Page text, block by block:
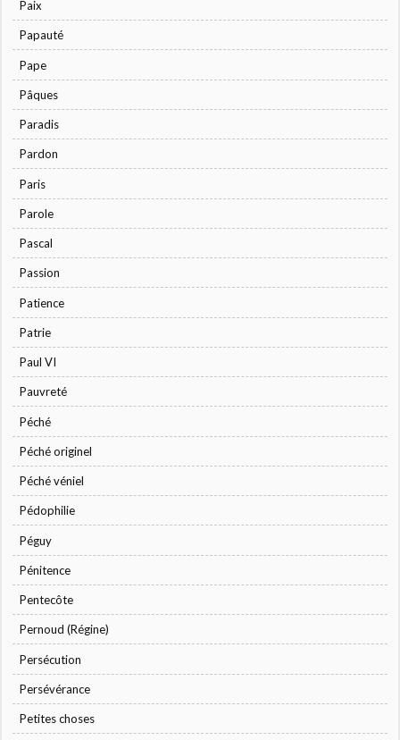
Paix
Papauté
Pape
Pâques
Paradis
Pardon
Paris
Parole
Pascal
Passion
Patience
Patrie
Paul VI
Pauvreté
Péché
Péché originel
Péché véniel
Pédophilie
Péguy
Pénitence
Pentecôte
Pernoud (Régine)
Persécution
Persévérance
Petites choses